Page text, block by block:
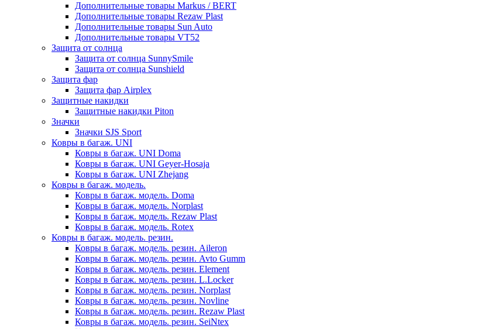
Дополнительные товары Markus / BERT
Дополнительные товары Rezaw Plast
Дополнительные товары Sun Auto
Дополнительные товары VT52
Защита от солнца
Защита от солнца SunnySmile
Защита от солнца Sunshield
Защита фар
Защита фар Airplex
Защитные накидки
Защитные накидки Piton
Значки
Значки SJS Sport
Ковры в багаж. UNI
Ковры в багаж. UNI Doma
Ковры в багаж. UNI Geyer-Hosaja
Ковры в багаж. UNI Zhejang
Ковры в багаж. модель.
Ковры в багаж. модель. Doma
Ковры в багаж. модель. Norplast
Ковры в багаж. модель. Rezaw Plast
Ковры в багаж. модель. Rotex
Ковры в багаж. модель. резин.
Ковры в багаж. модель. резин. Aileron
Ковры в багаж. модель. резин. Avto Gumm
Ковры в багаж. модель. резин. Element
Ковры в багаж. модель. резин. L.Locker
Ковры в багаж. модель. резин. Norplast
Ковры в багаж. модель. резин. Novline
Ковры в багаж. модель. резин. Rezaw Plast
Ковры в багаж. модель. резин. SeiNtex